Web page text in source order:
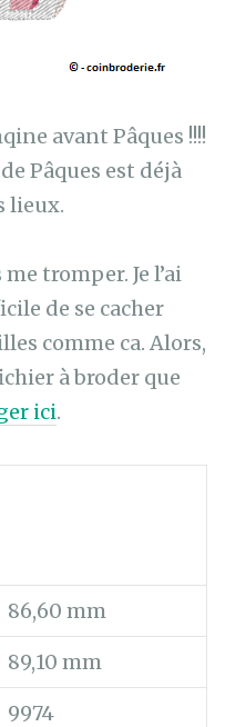
avant Pâques !!!!
Pâques est déjà
lieux.
tromper. Je l’ai
de se cacher
comme ca. Alors,
à broder que
ici.
86,60 mm
89,10 mm
9974